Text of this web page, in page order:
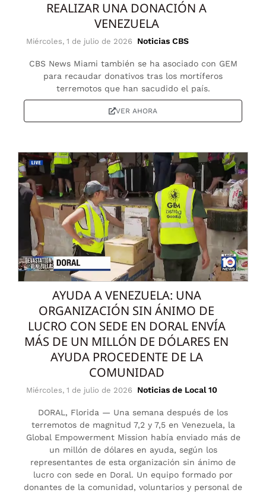
REALIZAR UNA DONACIÓN A
VENEZUELA
Miércoles, 1 de julio de 2026 Noticias CBS
CBS News Miami también se ha asociado con GEM
para recaudar donativos tras los mortíferos
terremotos que han sacudido el país.
VER AHORA
AYUDA A VENEZUELA: UNA
ORGANIZACIÓN SIN ÁNIMO DE
LUCRO CON SEDE EN DORAL ENVÍA
MÁS DE UN MILLÓN DE DÓLARES EN
AYUDA PROCEDENTE DE LA
COMUNIDAD
Miércoles, 1 de julio de 2026 Noticias de Local 10
DORAL, Florida — Una semana después de los
terremotos de magnitud 7,2 y 7,5 en Venezuela, la
Global Empowerment Mission había enviado más de
un millón de dólares en ayuda, según los
representantes de esta organización sin ánimo de
lucro con sede en Doral. Un equipo formado por
donantes de la comunidad, voluntarios y personal de